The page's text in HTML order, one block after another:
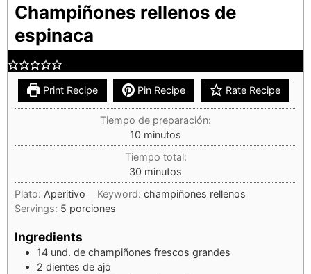
Champiñones rellenos de
espinaca
Print Recipe Pin Recipe Rate Recipe
Tiempo de preparación:
10 minutos
Tiempo total:
30 minutos
Plato: Aperitivo Keyword:champiñones rellenos
Servings: 5 porciones
Ingredients
14 und. de champiñones frescos grandes
2 dientes de ajo